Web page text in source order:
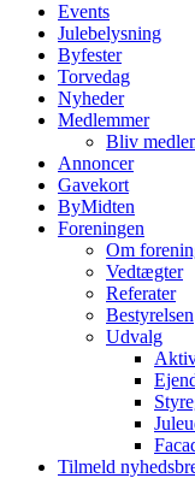
Events
Julebelysning
Byfester
Torvedag
Nyheder
Medlemmer
Bliv
Annoncer
Gavekort
ByMidten
Foreningen
Om
Vedtægter
Referater
Bestyrelsen
Udvalg
Tilmeld